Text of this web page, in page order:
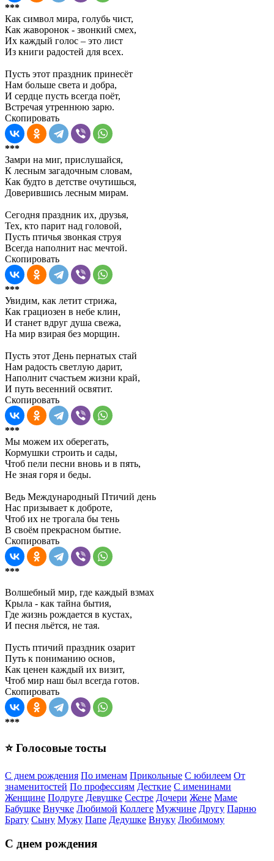
***
Как символ мира, голубь чист,
Как жаворонок - звонкий смех,
Их каждый голос – это лист
Из книги радостей для всех.
Пусть этот праздник принесёт
Нам больше света и добра,
И сердце пусть всегда поёт,
Встречая утреннюю зарю.
Скопировать
***
Замри на миг, прислушайся,
К лесным загадочным словам,
Как будто в детстве очутишься,
Доверившись лесным мирам.
Сегодня праздник их, друзья,
Тех, кто парит над головой,
Пусть птичья звонкая струя
Всегда наполнит нас мечтой.
Скопировать
***
Увидим, как летит стрижа,
Как грациозен в небе клин,
И станет вдруг душа свежа,
На мир взирая без морщин.
Пусть этот День пернатых стай
Нам радость светлую дарит,
Наполнит счастьем жизни край,
И путь весенний освятит.
Скопировать
***
Мы можем их оберегать,
Кормушки строить и сады,
Чтоб пели песни вновь и в пять,
Не зная горя и беды.
Ведь Международный Птичий день
Нас призывает к доброте,
Чтоб их не трогала бы тень
В своём прекрасном бытие.
Скопировать
***
Волшебный мир, где каждый взмах
Крыла - как тайна бытия,
Где жизнь рождается в кустах,
И песня льётся, не тая.
Пусть птичий праздник озарит
Путь к пониманию основ,
Как ценен каждый их визит,
Чтоб мир наш был всегда готов.
Скопировать
***
⭐ Голосовые тосты
С днем рождения По именам Прикольные С юбилеем От
знаменитостей По профессиям Десткие С именинами
Женщине Подруге Девушке Сестре Дочери Жене Маме
Бабушке Внучке Любимой Коллеге Мужчине Другу Парню
Брату Сыну Мужу Папе Дедушке Внуку Любимому
С днем рождения